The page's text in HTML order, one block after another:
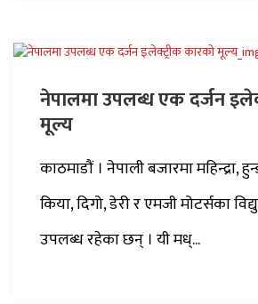
नेपालमा उपलब्ध एक दर्जन
मूल्य
काठमाडौं । नेपाली बजारमा महिन्द्रा,
किया, दिगो, डेरी र एमजी मोटर्सका
उपलब्ध रहेका छन् । यी मध्...